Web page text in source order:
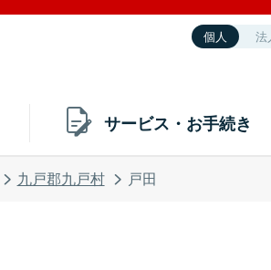
個人 法
サービス・お手続き
九戸郡九戸村 戸田